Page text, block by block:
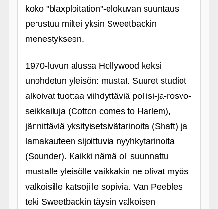
koko "blaxploitation"-elokuvan suuntaus
perustuu miltei yksin Sweetbackin
menestykseen.
1970-luvun alussa Hollywood keksi
unohdetun yleisön: mustat. Suuret studiot
alkoivat tuottaa viihdyttäviä poliisi-ja-rosvo-
seikkailuja (Cotton comes to Harlem),
jännittäviä yksityisetsivätarinoita (Shaft) ja
lamakauteen sijoittuvia nyyhkytarinoita
(Sounder). Kaikki nämä oli suunnattu
mustalle yleisölle vaikkakin ne olivat myös
valkoisille katsojille sopivia. Van Peebles
teki Sweetbackin täysin valkoisen